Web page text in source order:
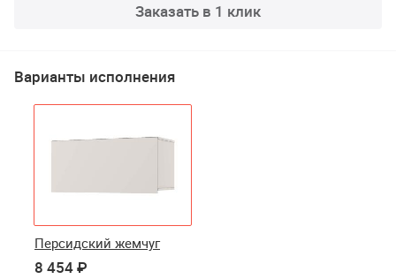
Заказать в 1 клик
Варианты исполнения
Персидский жемчуг
8 454 ₽